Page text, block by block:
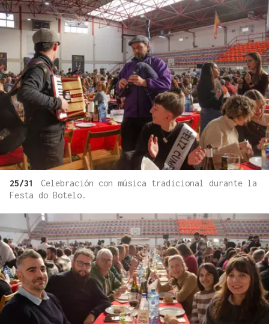
25/31
Celebración con música tradicional durante la
Festa do Botelo.